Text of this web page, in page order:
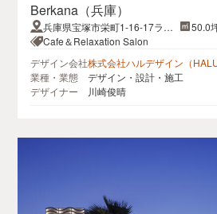
Berkana（兵庫）
兵庫県宝塚市栄町1-16-17ライ
ブリービル１F
50.0
Cafe＆Relaxation Salon
デザイン会社株式会社ハルデザイン（
業種・業態
デザイン・設計・施工
デザイナー
川崎俊晴